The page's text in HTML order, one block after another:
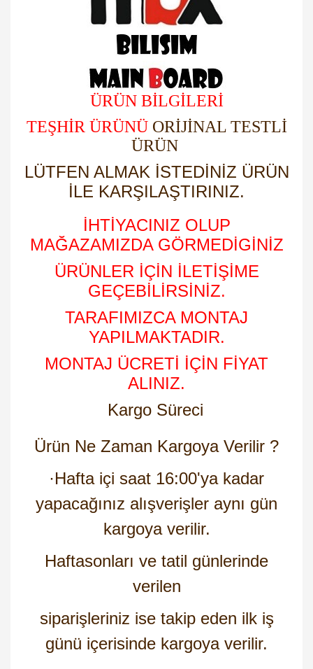
ÜRÜN BİLGİLERİ
TEŞHİR ÜRÜNÜ ORİJİNAL TESTLİ
ÜRÜN
LÜTFEN ALMAK İSTEDİNİZ ÜRÜN
İLE KARŞILAŞTIRINIZ.
İHTİYACINIZ OLUP
MAĞAZAMIZDA GÖRMEDİGİNİZ
ÜRÜNLER İÇİN İLETİŞİME
GEÇEBİLİRSİNİZ.
TARAFIMIZCA MONTAJ
YAPILMAKTADIR.
MONTAJ ÜCRETİ İÇİN FİYAT
ALINIZ.
Kargo Süreci
Ürün Ne Zaman Kargoya Verilir ?
·Hafta içi saat 16:00'ya kadar
yapacağınız alışverişler aynı gün
kargoya verilir.
Haftasonları ve tatil günlerinde
verilen
siparişleriniz ise takip eden ilk iş
günü içerisinde kargoya verilir.